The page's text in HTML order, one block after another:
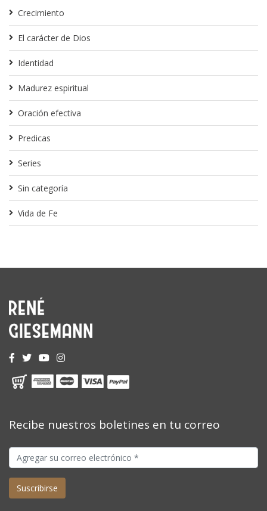
Crecimiento
El carácter de Dios
Identidad
Madurez espiritual
Oración efectiva
Predicas
Series
Sin categoría
Vida de Fe
Recibe nuestros boletines en tu correo